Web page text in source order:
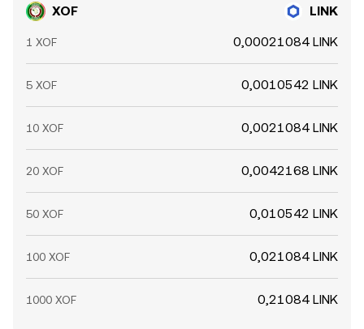
XOF LINK
1 XOF 0,00021084 LINK
5 XOF 0,0010542 LINK
10 XOF 0,0021084 LINK
20 XOF 0,0042168 LINK
50 XOF 0,010542 LINK
100 XOF 0,021084 LINK
1000 XOF 0,21084 LINK